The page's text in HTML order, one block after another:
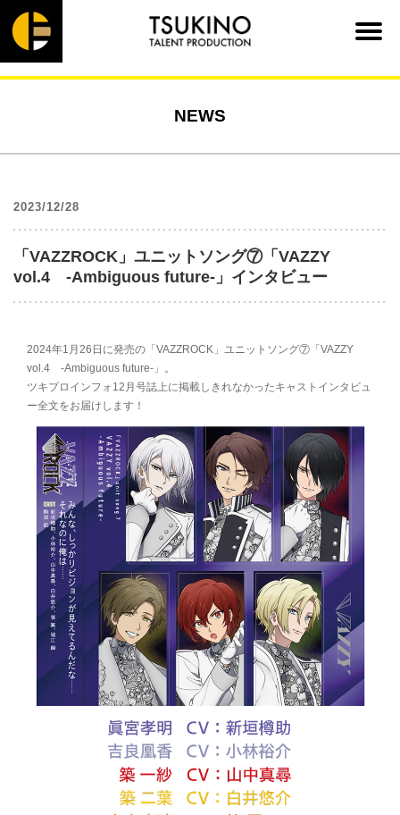
NEWS
2023/12/28
「VAZZROCK」ユニットソング⑦「VAZZY
vol.4 -Ambiguous future-」インタビュー
2024年1月26日に発売の「VAZZROCK」ユニットソング⑦「VAZZY
vol.4 -Ambiguous future-」。
ツキプロインフォ12月号誌上に掲載しきれなかったキャストインタビュ
ー全文をお届けします！